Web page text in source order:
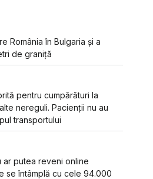
România în Bulgaria și a
de graniță
pentru cumpărături la
nereguli. Pacienții nu au
transportului
ar putea reveni online
se întâmplă cu cele 94.000